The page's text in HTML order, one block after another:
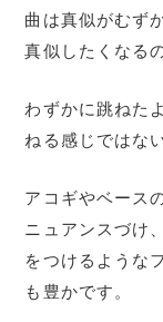
曲は真似がむず
真似したくなる
わずかに跳ねた
ねる感じではな
アコギやベース
ニュアンスづけ
をつけるような
も豊かです。